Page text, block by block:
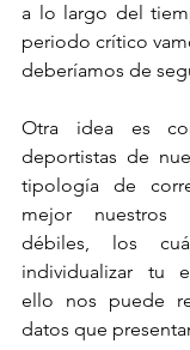
a lo largo del
periodo crítico
deberíamos de
Otra idea es
deportistas de
tipología de
mejor nuestros
débiles, los
individualizar tu
ello nos puede
datos que